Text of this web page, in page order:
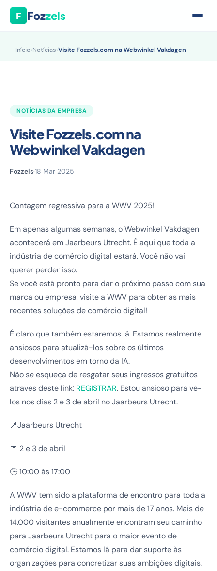
F Fozzels
Início›Notícias›Visite Fozzels.com na Webwinkel Vakdagen
NOTÍCIAS DA EMPRESA
Visite Fozzels.com na
Webwinkel Vakdagen
Fozzels·18 Mar 2025
Contagem regressiva para a WWV 2025!
Em apenas algumas semanas, o Webwinkel Vakdagen
acontecerá em Jaarbeurs Utrecht. É aqui que toda a
indústria de comércio digital estará. Você não vai
querer perder isso.
Se você está pronto para dar o próximo passo com sua
marca ou empresa, visite a WWV para obter as mais
recentes soluções de comércio digital!
É claro que também estaremos lá. Estamos realmente
ansiosos para atualizá-los sobre os últimos
desenvolvimentos em torno da IA.
Não se esqueça de resgatar seus ingressos gratuitos
através deste link: REGISTRAR. Estou ansioso para vê-
los nos dias 2 e 3 de abril no Jaarbeurs Utrecht.
📍Jaarbeurs Utrecht
📅 2 e 3 de abril
🕒 10:00 às 17:00
A WWV tem sido a plataforma de encontro para toda a
indústria de e-commerce por mais de 17 anos. Mais de
14.000 visitantes anualmente encontram seu caminho
para Jaarbeurs Utrecht para o maior evento de
comércio digital. Estamos lá para dar suporte às
organizações para concretizar suas ambições digitais.